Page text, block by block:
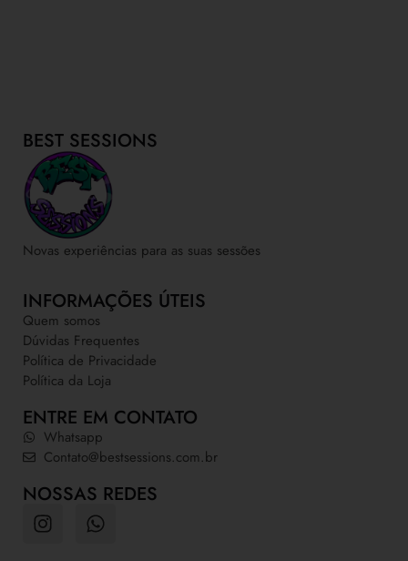
BEST SESSIONS
Novas experiências para as suas sessões
INFORMAÇÕES ÚTEIS
Quem somos
Dúvidas Frequentes
Política de Privacidade
Política da Loja
ENTRE EM CONTATO
Whatsapp
Contato@bestsessions.com.br
NOSSAS REDES